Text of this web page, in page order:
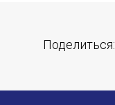
Поделиться: